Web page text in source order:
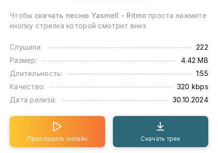
Чтобы скачать песню Yasmell - Ritmo проста нажмите
кнопку стрелка которой смотрит вниз
Слушали:
222
Размер:
4.42 MB
Длительность:
1:55
Качество:
320 kbps
Дата релиза:
30.10.2024
Прослушать онлайн Скачать трек